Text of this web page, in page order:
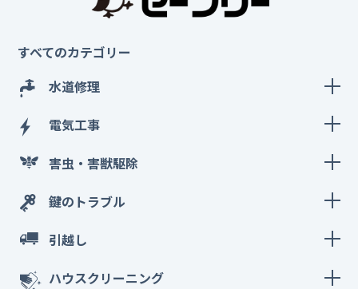
すべてのカテゴリー
水道修理
電気工事
害虫・害獣駆除
鍵のトラブル
引越し
ハウスクリーニング